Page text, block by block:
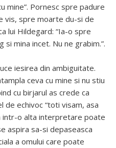
mine”. Pornesc spre padure
vis, spre moarte du-si de
lui Hildegard: “Ia-o spre
si mina incet. Nu ne grabim.”.
iesirea din ambiguitate.
ceva cu mine si nu stiu
cu birjarul as crede ca
de echivoc “toti visam, asa
intr-o alta interpretare poate
aspira sa-si depaseasca
a omului care poate